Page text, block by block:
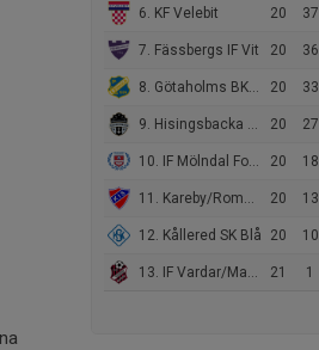
6. KF Velebit 20 37
7. Fässbergs IF Vit 20 36
8. Götaholms BK Vit 20 33
9. Hisingsbacka FC Vit 20 27
10. IF Mölndal Fotboll 20 18
11. Kareby/Romelanda/Kode 20 13
12. Kållered SK Blå 20 10
13. IF Vardar/Makedonija 21 1